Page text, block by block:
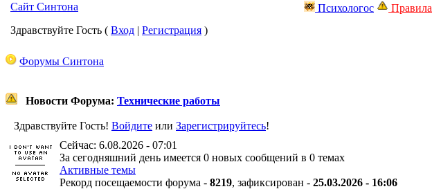
Сайт Синтона Психологос Правила
Здравствуйте Гость ( Вход | Регистрация )
Форумы Синтона
Новости Форума: Технические работы
Здравствуйте Гость! Войдите или Зарегистрируйтесь!
Сейчас: 6.08.2026 - 07:01
За сегодняшний день имеется 0 новых сообщений в 0 темах
Активные темы
Рекорд посещаемости форума - 8219, зафиксирован - 25.03.2026 - 16:06